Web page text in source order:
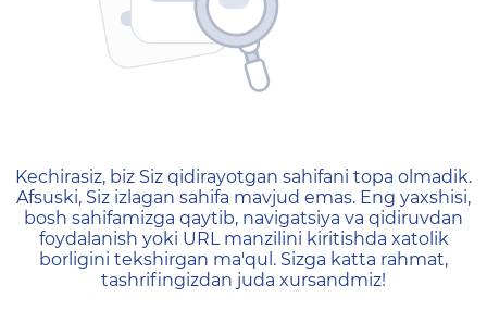
404 — Страница не
Kechirasiz, biz Siz qidirayotgan sahifani topa olmadik.
Afsuski, Siz izlagan sahifa mavjud emas. Eng yaxshisi,
bosh sahifamizga qaytib, navigatsiya va qidiruvdan
foydalanish yoki URL manzilini kiritishda xatolik
borligini tekshirgan ma'qul. Sizga katta rahmat,
tashrifingizdan juda xursandmiz!